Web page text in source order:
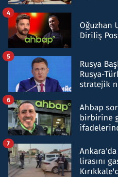
Oğuzhan
Diriliş
4
Rusya
Rusya-
stratejik
5
Ahbap
birbirine
6
lirasını
7